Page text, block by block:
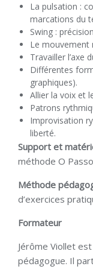
La pulsation :
marcations du
Swing :
Le mouvement
Travailler l’axe
Différentes
graphiques).
Allier la voix et
Patrons
Improvisation
liberté.
Support et
méthode O
Méthode
d’exercices
Formateur
Jérôme Viollet
pédagogue. Il